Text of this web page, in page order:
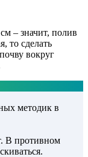
– значит, полив
то сделать
вокруг
методик в
В противном